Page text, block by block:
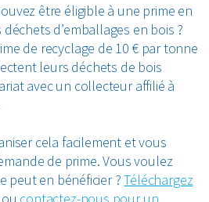
être éligible à une prime en
d’emballages en bois ?
de recyclage de 10 € par tonne
leurs déchets de bois
avec un collecteur affilié à
cela facilement et vous
de prime.Vous voulez
peut en bénéficier ?Téléchargez